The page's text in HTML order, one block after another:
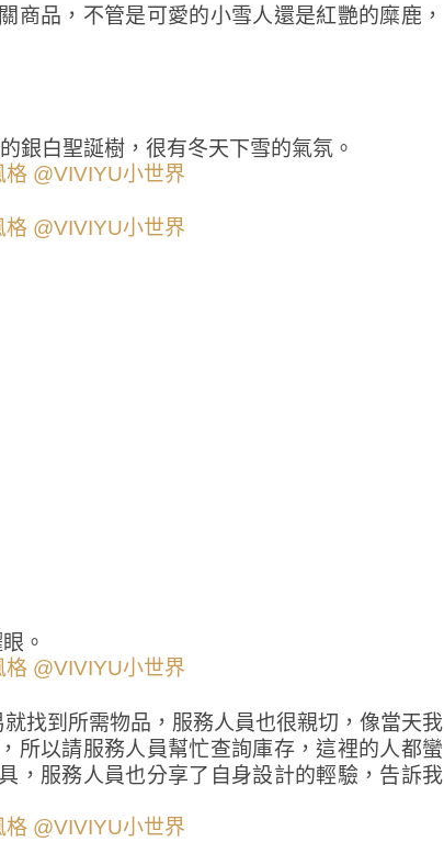
商品，不管是可愛的小雪人還是紅艷的糜鹿，
銀白聖誕樹，很有冬天下雪的氣氛。
。
找到所需物品，服務人員也很親切，像當天我
所以請服務人員幫忙查詢庫存，這裡的人都蠻
，服務人員也分享了自身設計的輕驗，告訴我